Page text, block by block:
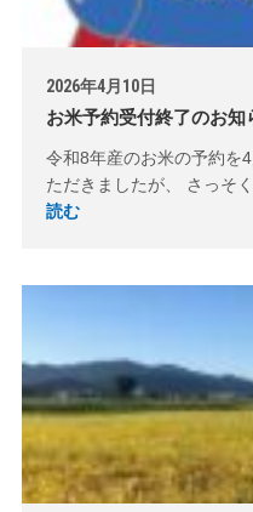
2026年4月10日
お米予約受付終了のお知
令和8年産のお米の予約を
ただきましたが、 さっそ
読む